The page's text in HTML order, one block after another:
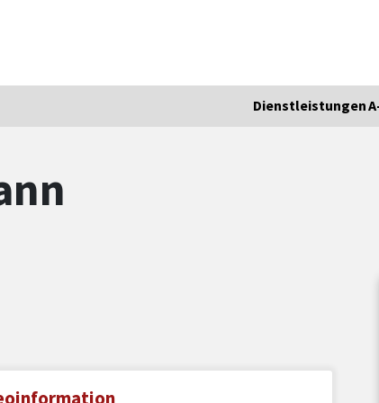
Dienstleistungen